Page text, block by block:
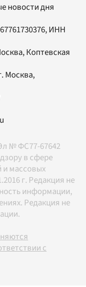
новости дня
ИНН
Коптевская
Москва,
№ ФС77-67642
в сфере
и массовых
г. Редакция не
информации,
Редакция не
с